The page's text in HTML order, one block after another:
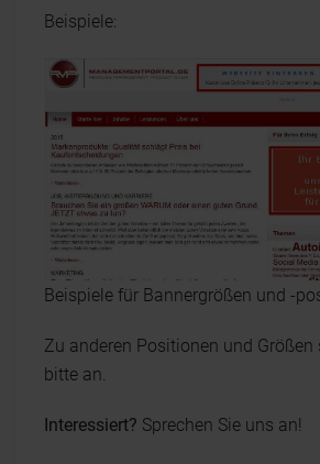
Beispiele:
Beispiele für Bannergrößen und -
Zu anderen Positionen und Größen
bitte an.
Interessiert? Sprechen Sie uns an!